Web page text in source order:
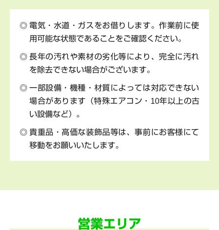
電気・水道・ガスをお借りします。作業前に使
用可能な状態であることをご確認ください。
長年の汚れや素材の劣化等により、完全に汚れ
を除去できない場合がございます。
一部設備・機種・材質によっては対応できない
場合があります（特殊エアコン・10年以上の古
い設備など）。
貴重品・高価な装飾品等は、事前にお客様にて
移動をお願いいたします。
営業エリア